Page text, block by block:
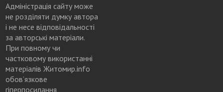
Адміністрація сайту може
не розділяти думку автора
і не несе відповідальності
за авторські матеріали.
При повному чи
частковому використанні
матеріалів Житомир.info
обов’язкове
гіперпосилання